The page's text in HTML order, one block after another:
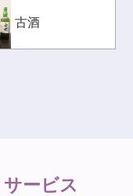
古酒
ービス